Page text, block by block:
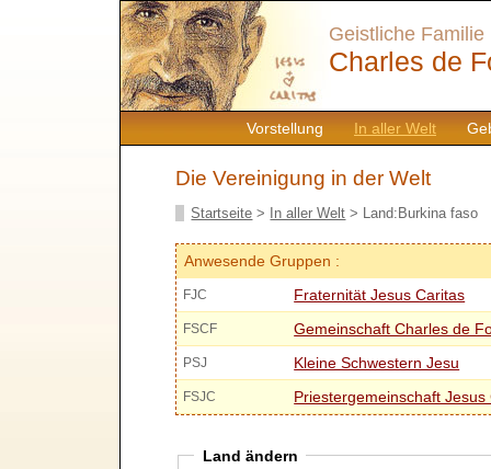
Vorstellung In aller Welt
Geistliche Familie
Charles de
Die Vereinigung in der Welt
Startseite > In aller Welt > Land:Burkina faso
Anwesende Gruppen :
FJC Fraternität Jesus Caritas
FSCF Gemeinschaft Charles de
PSJ Kleine Schwestern Jesu
FSJC Priestergemeinschaft Jesus
Land ändern